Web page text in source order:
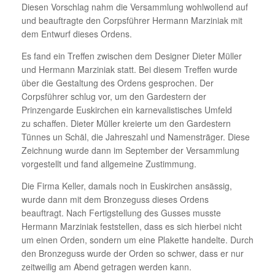
Diesen Vorschlag nahm die Versammlung wohlwollend auf
und beauftragte den Corpsführer Hermann Marziniak mit
dem Entwurf dieses Ordens.
Es fand ein Treffen zwischen dem Designer Dieter Müller
und Hermann Marziniak statt. Bei diesem Treffen wurde
über die Gestaltung des Ordens gesprochen. Der
Corpsführer schlug vor, um den Gardestern der
Prinzengarde Euskirchen ein karnevalistisches Umfeld
zu schaffen. Dieter Müller kreierte um den Gardestern
Tünnes un Schäl, die Jahreszahl und Namensträger. Diese
Zeichnung wurde dann im September der Versammlung
vorgestellt und fand allgemeine Zustimmung.
Die Firma Keller, damals noch in Euskirchen ansässig,
wurde dann mit dem Bronzeguss dieses Ordens
beauftragt. Nach Fertigstellung des Gusses musste
Hermann Marziniak feststellen, dass es sich hierbei nicht
um einen Orden, sondern um eine Plakette handelte. Durch
den Bronzeguss wurde der Orden so schwer, dass er nur
zeitweilig am Abend getragen werden kann.